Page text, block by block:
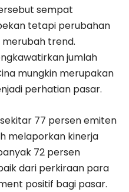
sempat
tetapi perubahan
trend.
jumlah
mungkin merupakan
perhatian pasar.
77 persen emiten
melaporkan kinerja
72 persen
dari perkiraan para
positif bagi pasar.